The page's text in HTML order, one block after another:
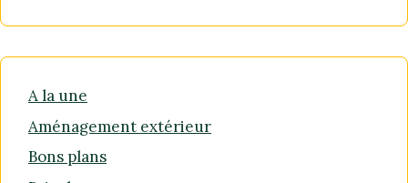
A la une
Aménagement extérieur
Bons plans